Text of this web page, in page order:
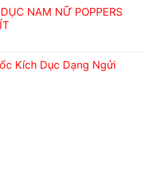
NAM NỮ POPPERS
Kích Dục Dạng Ngửi